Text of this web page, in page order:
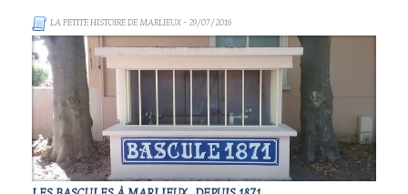
LA PETITE HISTOIRE DE MARLIEUX- 29/07/2016